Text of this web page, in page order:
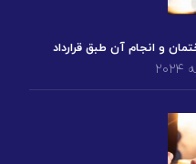
و انجام آن طبق قرارداد